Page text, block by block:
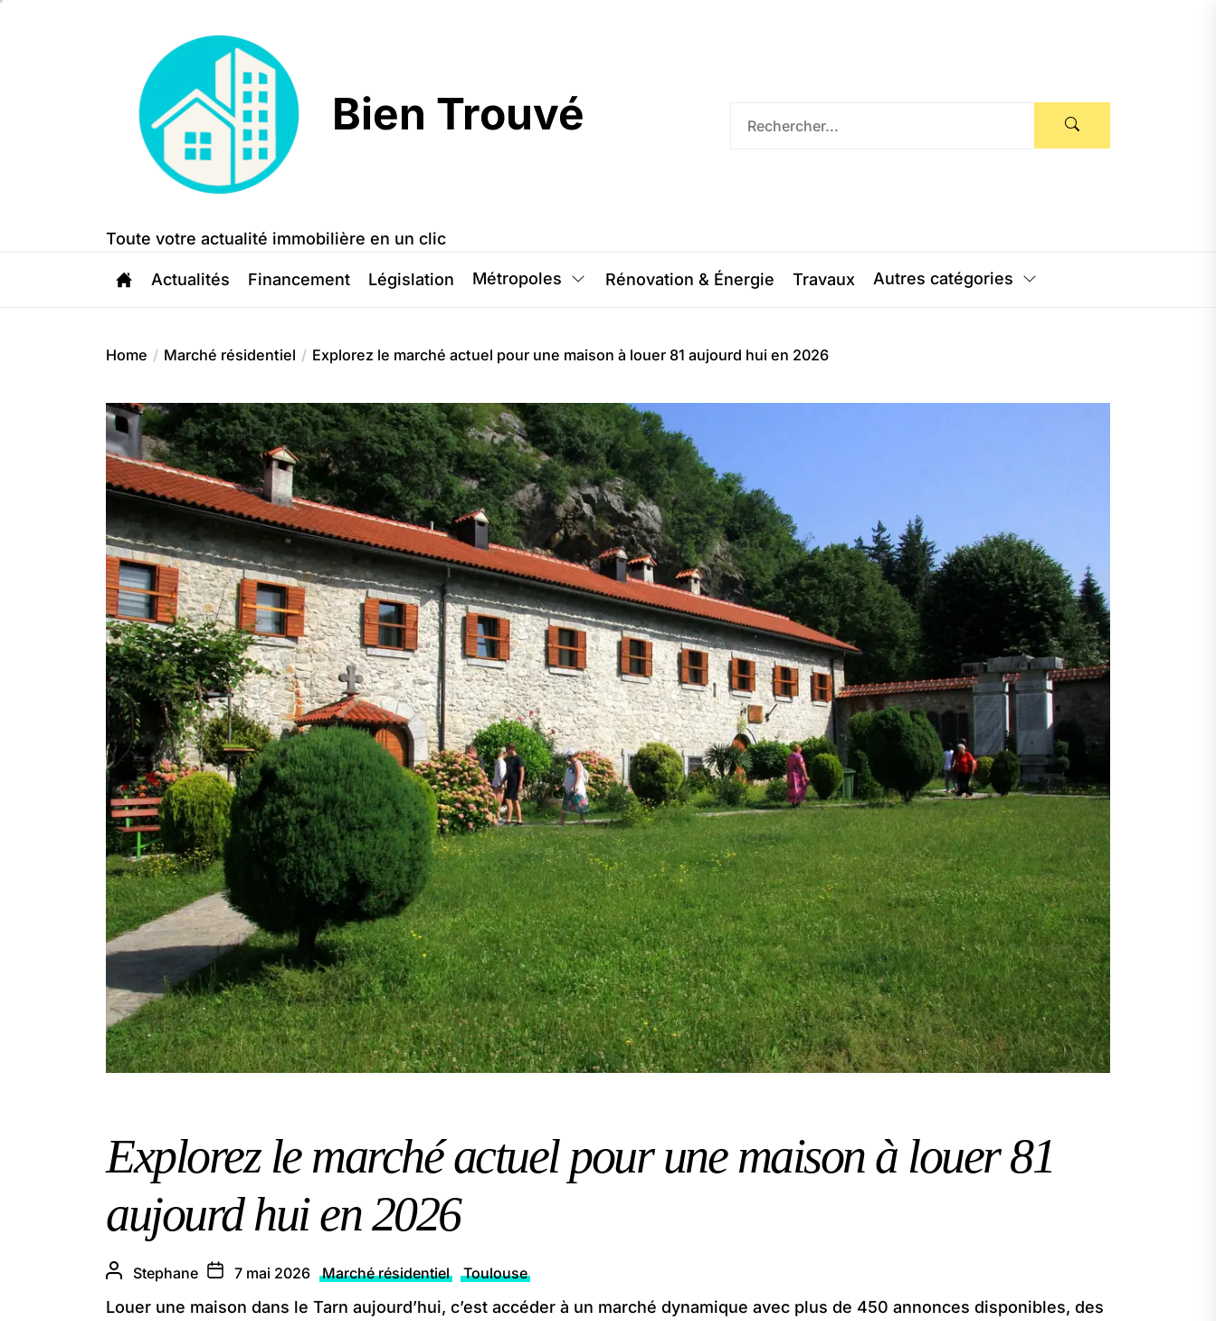
Bien
Trouvé
Bien Trouvé
Toute votre actualité immobilière en un clic
Actualités Financement Législation Métropoles Rénovation & Énergie Travaux Autres catégories
Home Marché résidentiel Explorez le marché actuel pour une maison à louer 81 aujourd hui en 2026
Explorez le marché actuel pour une maison à louer 81
aujourd hui en 2026
Stephane 7 mai 2026 Marché résidentiel Toulouse
Louer une maison dans le Tarn aujourd’hui, c’est accéder à un marché dynamique avec plus de 450 annonces disponibles, des